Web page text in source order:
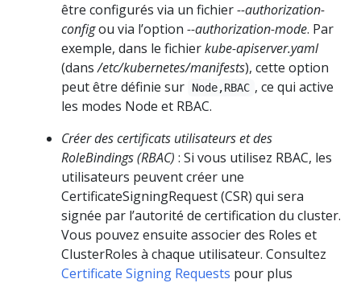
être configurés via un fichier--authorization-
configou via l’option --authorization-mode. Par
exemple, dans le fichierkube-apiserver.yaml
(dans/etc/kubernetes/manifests), cette option
peut être définie sur
Node,RBAC , ce qui active
les modes Node et RBAC.
Créer des certificats utilisateurs et des
RoleBindings (RBAC) : Si vous utilisez RBAC, les
utilisateurs peuvent créer une
CertificateSigningRequest (CSR) qui sera
signée par l’autorité de certification du cluster.
Vous pouvez ensuite associer des Roles et
ClusterRoles à chaque utilisateur. Consultez
Certificate Signing Requests pour plus